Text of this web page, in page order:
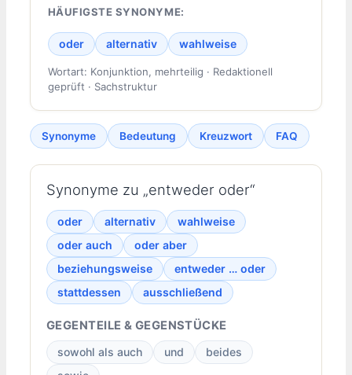
HÄUFIGSTE SYNONYME:
oder alternativ wahlweise
Wortart: Konjunktion, mehrteilig · Redaktionell
geprüft · Sachstruktur
Synonyme Bedeutung Kreuzwort FAQ
Synonyme zu „entweder oder“
oder alternativ
wahlweise
oder auch
oder aber
beziehungsweise
entweder … oder
stattdessen
ausschließend
GEGENTEILE & GEGENSTÜCKE
sowohl als auch und
beides